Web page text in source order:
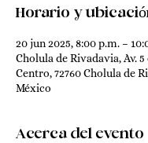
Horario y
20 jun 2025, 8:00 p.m. –
Cholula de Rivadavia, Av. 5
Centro, 72760 Cholula de
México
Acerca del evento